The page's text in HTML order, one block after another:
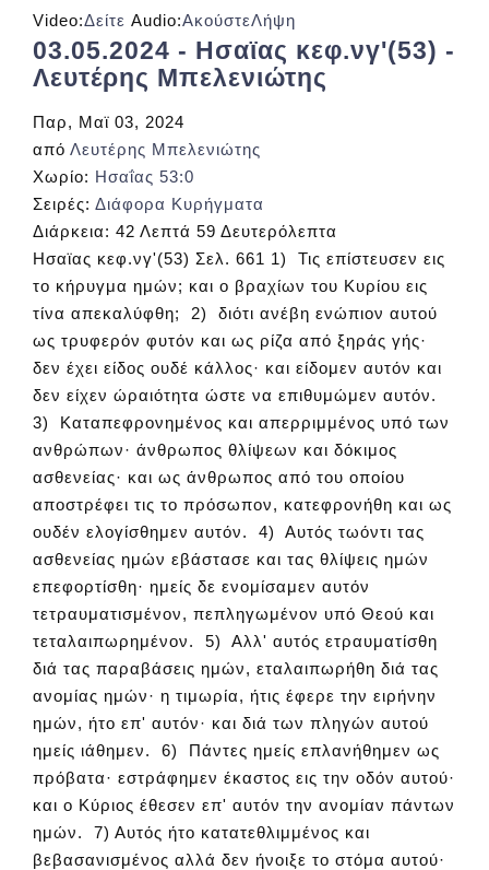
Video:Δείτε Audio:ΑκούστεΛήψη
03.05.2024 - Ησαϊας κεφ.νγ'(53) -
Λευτέρης Μπελενιώτης
Παρ, Μαϊ 03, 2024
από Λευτέρης Μπελενιώτης
Χωρίο: Ησαΐας 53:0
Σειρές: Διάφορα Κυρήγματα
Διάρκεια: 42 Λεπτά 59 Δευτερόλεπτα
Ησαϊας κεφ.νγ'(53) Σελ. 661 1) Τις επίστευσεν εις
το κήρυγμα ημών; και ο βραχίων του Κυρίου εις
τίνα απεκαλύφθη; 2) διότι ανέβη ενώπιον αυτού
ως τρυφερόν φυτόν και ως ρίζα από ξηράς γής·
δεν έχει είδος ουδέ κάλλος· και είδομεν αυτόν και
δεν είχεν ώραιότητα ώστε να επιθυμώμεν αυτόν.
3) Καταπεφρονημένος και απερριμμένος υπό των
ανθρώπων· άνθρωπος θλίψεων και δόκιμος
ασθενείας· και ως άνθρωπος από του οποίου
αποστρέφει τις το πρόσωπον, κατεφρονήθη και ως
ουδέν ελογίσθημεν αυτόν. 4) Αυτός τωόντι τας
ασθενείας ημών εβάστασε και τας θλίψεις ημών
επεφορτίσθη· ημείς δε ενομίσαμεν αυτόν
τετραυματισμένον, πεπληγωμένον υπό Θεού και
τεταλαιπωρημένον. 5) Αλλ' αυτός ετραυματίσθη
διά τας παραβάσεις ημών, εταλαιπωρήθη διά τας
ανομίας ημών· η τιμωρία, ήτις έφερε την ειρήνην
ημών, ήτο επ' αυτόν· και διά των πληγών αυτού
ημείς ιάθημεν. 6) Πάντες ημείς επλανήθημεν ως
πρόβατα· εστράφημεν έκαστος εις την οδόν αυτού·
και ο Κύριος έθεσεν επ' αυτόν την ανομίαν πάντων
ημών. 7) Αυτός ήτο κατατεθλιμμένος και
βεβασανισμένος αλλά δεν ήνοιξε το στόμα αυτού·